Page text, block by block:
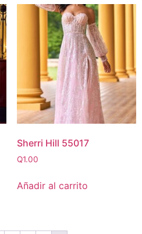
Sherri Hill 55017
Q1.00
Añadir al carrito